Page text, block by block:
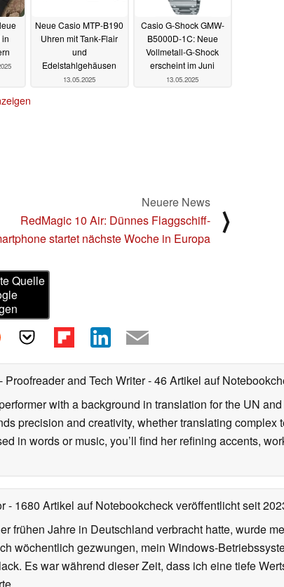
Neue Casio MTP-B190
Uhren mit Tank-Flair
und
Edelstahlgehäusen
13.05.2025
Casio G-Shock GMW-
B5000D-1C: Neue
Vollmetall-G-Shock
erscheint im Juni
13.05.2025
Neuere News
RedMagic 10 Air: Dünnes Flaggschiff-
startet nächste Woche in Europa
⟩
Quelle
- Proofreader and Tech Writer- 46 Artikel auf
with a background in translation for the UN
precision and creativity, whether translating complex
in words or music, you’ll find her refining accents,
- 1680 Artikel auf Notebookcheck veröffentlichtseit
frühen Jahre in Deutschland verbracht hatte, wurde
wöchentlich gezwungen, mein Windows-
Es war während dieser Zeit, dass ich eine tiefe